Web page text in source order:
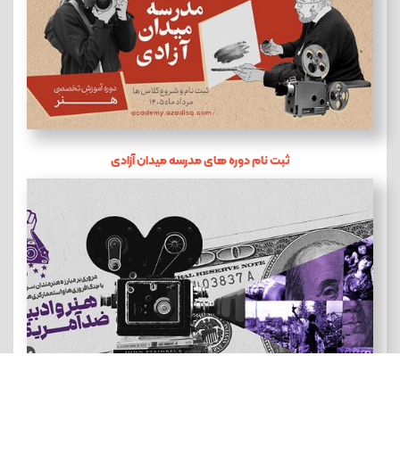
ثبت نام دوره های مدرسه میدان آزادی